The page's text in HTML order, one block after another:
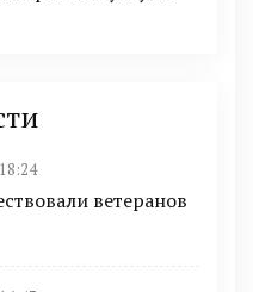
ветеранов